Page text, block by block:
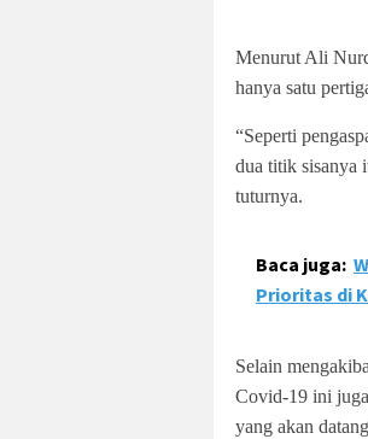
Menurut Ali
hanya satu
“Seperti
dua titik sisanya
tuturnya.
Baca juga:
Prioritas di
Selain
Covid-19 ini
yang akan